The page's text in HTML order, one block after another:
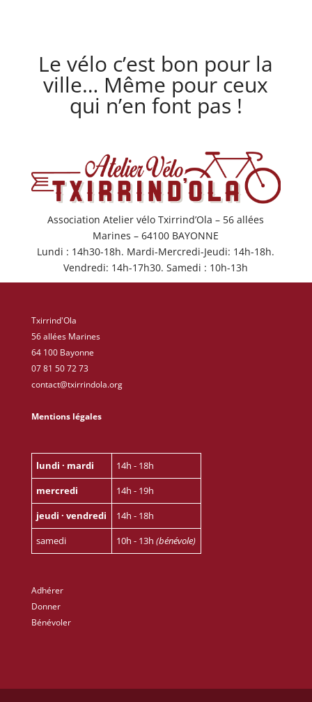
Le vélo c’est bon pour la
ville… Même pour ceux
qui n’en font pas !
Association Atelier vélo Txirrind’Ola – 56 allées
Marines – 64100 BAYONNE
Lundi : 14h30-18h. Mardi-Mercredi-Jeudi: 14h-18h.
Vendredi: 14h-17h30. Samedi : 10h-13h
Txirrind'Ola
56 allées Marines
64 100 Bayonne
07 81 50 72 73
contact@txirrindola.org
Mentions légales
lundi · mardi
14h - 18h
mercredi
14h - 19h
jeudi · vendredi
14h - 18h
samedi
10h - 13h(bénévole)
Adhérer
Donner
Bénévoler